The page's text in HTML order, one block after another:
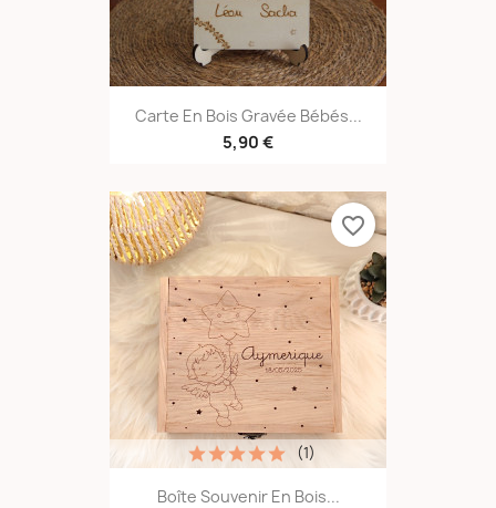
Carte En Bois Gravée Bébés...
5,90 €
Boîte Souvenir En Bois...
(1)
favorite_border